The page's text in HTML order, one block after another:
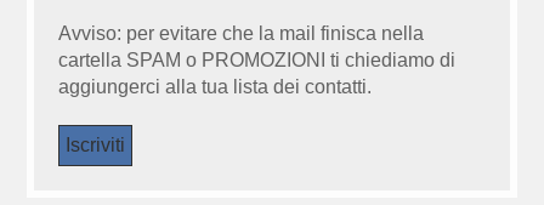
Avviso: per evitare che la mail finisca nella
cartella SPAM o PROMOZIONI ti chiediamo di
aggiungerci alla tua lista dei contatti.